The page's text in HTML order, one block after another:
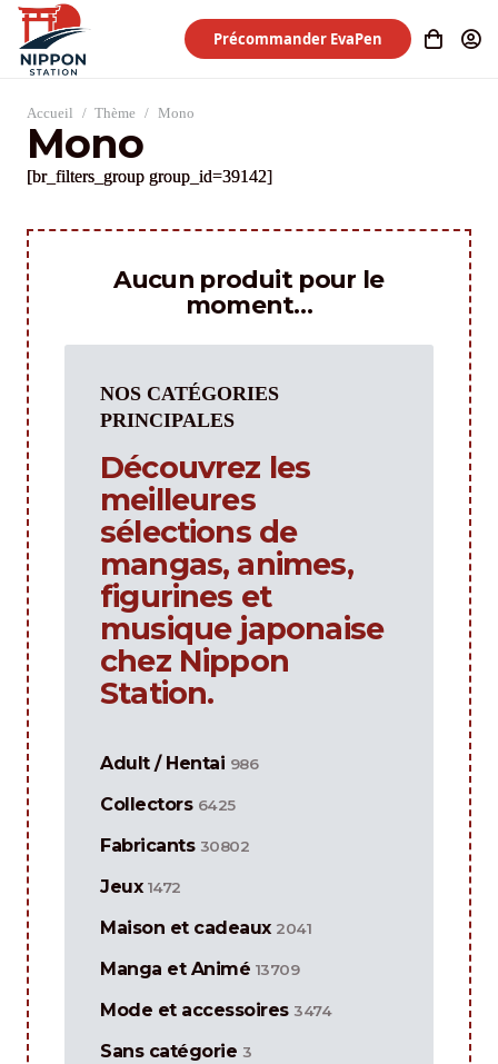
Précommander EvaPen
Accueil / Thème / Mono
Mono
[br_filters_group group_id=39142]
Aucun produit pour le
moment…
NOS CATÉGORIES
PRINCIPALES
Découvrez les
meilleures
sélections de
mangas, animes,
figurines et
musique japonaise
chez Nippon
Station.
Adult / Hentai 986
Collectors 6425
Fabricants 30802
Jeux 1472
Maison et cadeaux 2041
Manga et Animé 13709
Mode et accessoires 3474
Sans catégorie 3